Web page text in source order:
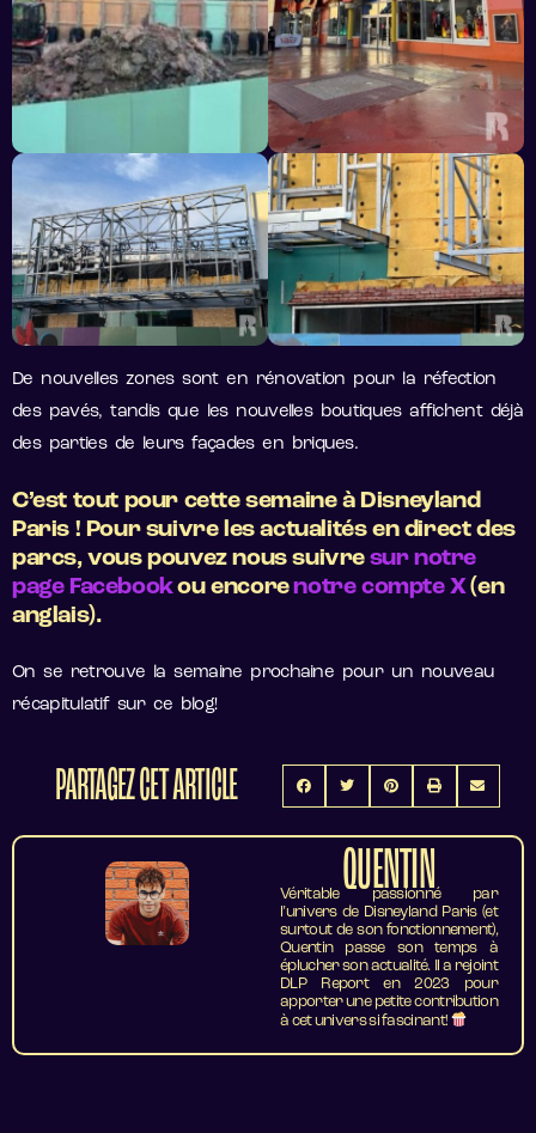
De nouvelles zones sont en rénovation pour la réfection
des pavés, tandis que les nouvelles boutiques affichent déjà
des parties de leurs façades en briques.
C’est tout pour cette semaine à Disneyland
Paris ! Pour suivre les actualités en direct des
parcs, vous pouvez nous suivre sur notre
page Facebookou encorenotre compte X(en
anglais).
On se retrouve la semaine prochaine pour un nouveau
récapitulatif sur ce blog!
PARTAGEZ CET ARTICLE
QUENTIN
Véritable passionné par
l’univers de Disneyland Paris (et
surtout de son fonctionnement),
Quentin passe son temps à
éplucher son actualité. Il a rejoint
DLP Report en 2023 pour
apporter une petite contribution
à cet univers si fascinant!